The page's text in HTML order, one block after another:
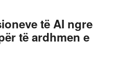
të AI ngre
të ardhmen e